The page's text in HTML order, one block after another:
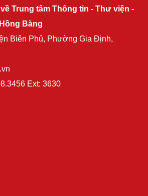
Trung tâm Thông tin - Thư viện -
Bàng
Biên Phủ, Phường Gia Định,
Ext: 3630